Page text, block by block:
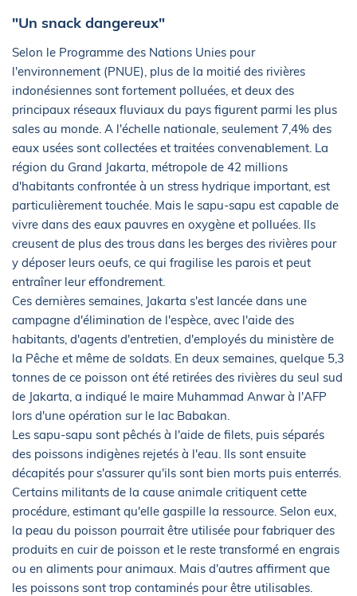
"Un snack dangereux"
Selon le Programme des Nations Unies pour
l'environnement (PNUE), plus de la moitié des rivières
indonésiennes sont fortement polluées, et deux des
principaux réseaux fluviaux du pays figurent parmi les plus
sales au monde. A l'échelle nationale, seulement 7,4% des
eaux usées sont collectées et traitées convenablement. La
région du Grand Jakarta, métropole de 42 millions
d'habitants confrontée à un stress hydrique important, est
particulièrement touchée. Mais le sapu-sapu est capable de
vivre dans des eaux pauvres en oxygène et polluées. Ils
creusent de plus des trous dans les berges des rivières pour
y déposer leurs oeufs, ce qui fragilise les parois et peut
entraîner leur effondrement.
Ces dernières semaines, Jakarta s'est lancée dans une
campagne d'élimination de l'espèce, avec l'aide des
habitants, d'agents d'entretien, d'employés du ministère de
la Pêche et même de soldats. En deux semaines, quelque 5,3
tonnes de ce poisson ont été retirées des rivières du seul sud
de Jakarta, a indiqué le maire Muhammad Anwar à l'AFP
lors d'une opération sur le lac Babakan.
Les sapu-sapu sont pêchés à l'aide de filets, puis séparés
des poissons indigènes rejetés à l'eau. Ils sont ensuite
décapités pour s'assurer qu'ils sont bien morts puis enterrés.
Certains militants de la cause animale critiquent cette
procédure, estimant qu'elle gaspille la ressource. Selon eux,
la peau du poisson pourrait être utilisée pour fabriquer des
produits en cuir de poisson et le reste transformé en engrais
ou en aliments pour animaux. Mais d'autres affirment que
les poissons sont trop contaminés pour être utilisables.